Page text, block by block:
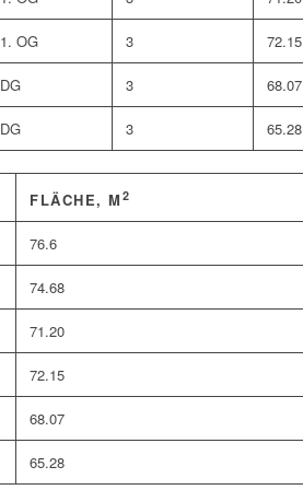
1. OG 3 72.15
DG 3 68.07
DG 3 65.28
FLÄCHE, M 2
76.6
74.68
71.20
72.15
68.07
65.28